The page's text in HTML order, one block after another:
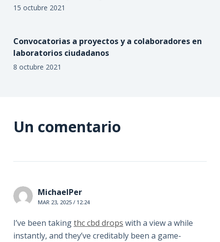
15 octubre 2021
Convocatorias a proyectos y a colaboradores en
laboratorios ciudadanos
8 octubre 2021
Un comentario
MichaelPer
MAR 23, 2025 / 12:24
I’ve been takingthc cbd drops with a view a while
instantly, and they’ve creditably been a game-